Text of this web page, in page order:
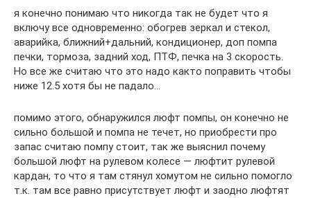
я конечно понимаю что никогда так не будет что я
включу все одновременно: обогрев зеркал и стекол,
аварийка, ближний+дальний, кондиционер, доп помпа
печки, тормоза, задний ход, ПТФ, печка на 3 скорость.
Но все же считаю что это надо както поправить чтобы
ниже 12.5 хотя бы не падало…
помимо этого, обнаружился люфт помпы, он конечно не
сильно большой и помпа не течет, но приобрести про
запас считаю помпу стоит, так же выяснил почему
большой люфт на рулевом колесе — люфтит рулевой
кардан, то что я там стянул хомутом не сильно помогло
т.к. там все равно присутствует люфт и заодно люфтят